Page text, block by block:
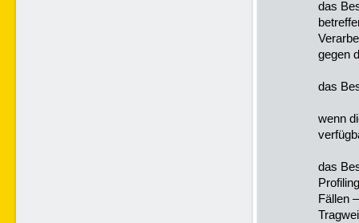
das
gegen
das
wenn
das
Fällen